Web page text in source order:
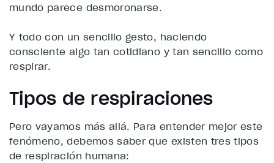
mundo parece desmoronarse.
Y todo con un sencillo gesto, haciendo
consciente algo tan cotidiano y tan sencillo como
respirar.
Tipos de respiraciones
Pero vayamos más allá. Para entender mejor este
fenómeno, debemos saber que existen tres tipos
de respiración humana: